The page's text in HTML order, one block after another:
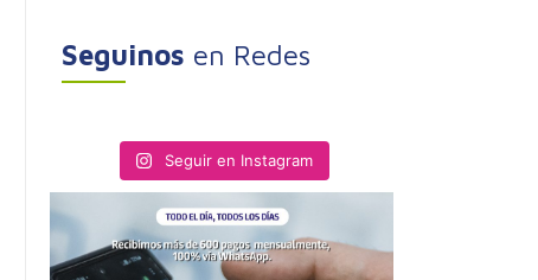
Seguinos en Redes
Seguir en Instagram